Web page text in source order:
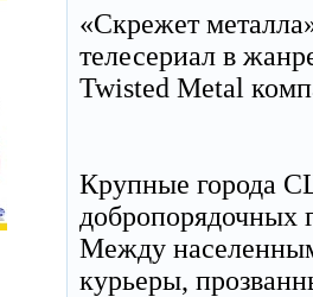
«Скрежет
телесериал в
Twisted Metal
Крупные города
добропорядочных
Между
курьеры,